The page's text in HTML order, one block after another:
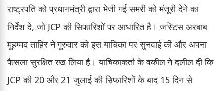
राष्ट्रपति को प्रधानमंत्री द्वारा भेजी गई समरी को मंजूरी देने का
निर्देश दे, जो JCP की सिफारिशों पर आधारित है। जस्टिस अरबाब
मुहम्मद ताहिर ने गुरुवार को इस याचिका पर सुनवाई की और अपना
फैसला सुरक्षित रख लिया है। याचिकाकर्ता के वकील ने दलील दी कि
JCP की 20 और 21 जुलाई की सिफारिशों के बाद 15 दिन से